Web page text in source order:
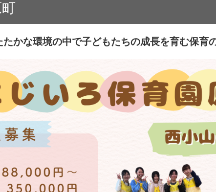
たかな環境の中で子どもたちの成長を育む保育